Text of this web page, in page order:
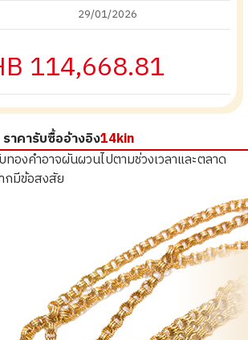
29/01/2026
114,668.81
ราคารับซื้ออ้างอิง14kin
องคำอาจผันผวนไปตามช่วงเวลาและตลาด
กมีข้อสงสัย